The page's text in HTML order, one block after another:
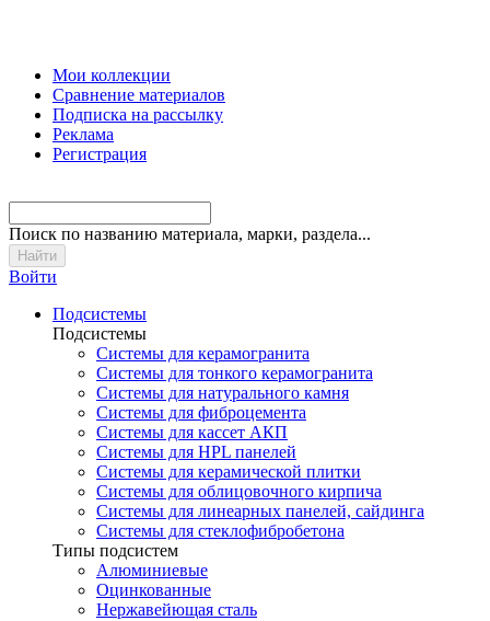
Мои коллекции
Сравнение материалов
Подписка на рассылку
Реклама
Регистрация
Поиск по названию материала, марки, раздела...
Войти
Подсистемы
Подсистемы
Системы для керамогранита
Системы для тонкого керамогранита
Системы для натурального камня
Системы для фиброцемента
Системы для кассет АКП
Системы для HPL панелей
Системы для керамической плитки
Системы для облицовочного кирпича
Системы для линеарных панелей, сайдинга
Системы для стеклофибробетона
Типы подсистем
Алюминиевые
Оцинкованные
Нержавейющая сталь